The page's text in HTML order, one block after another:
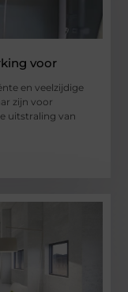
voor
en veelzijdige
zijn voor
uitstraling van